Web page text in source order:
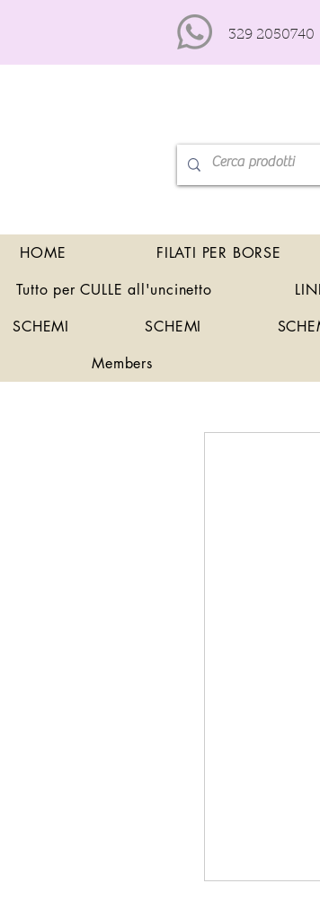
329 2050740
HOME FILATI PER BORSE
Tutto per CULLE all'uncinetto
SCHEMI
SCHEMI
Members